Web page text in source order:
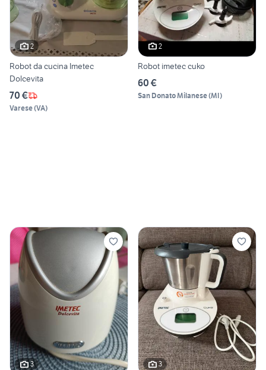
2
Robot da cucina Imetec
Dolcevita
70 €
Varese(VA)
2
Robot imetec cuko
60 €
San Donato Milanese(MI)
3 3